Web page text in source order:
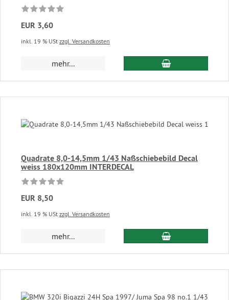
EUR 3,60
inkl. 19 % USt zzgl. Versandkosten
mehr... In den
Quadrate 8,0-14,5mm 1/43 Naßschiebebild Decal
weiss 180x120mm INTERDECAL
EUR 8,50
inkl. 19 % USt zzgl. Versandkosten
mehr... In den